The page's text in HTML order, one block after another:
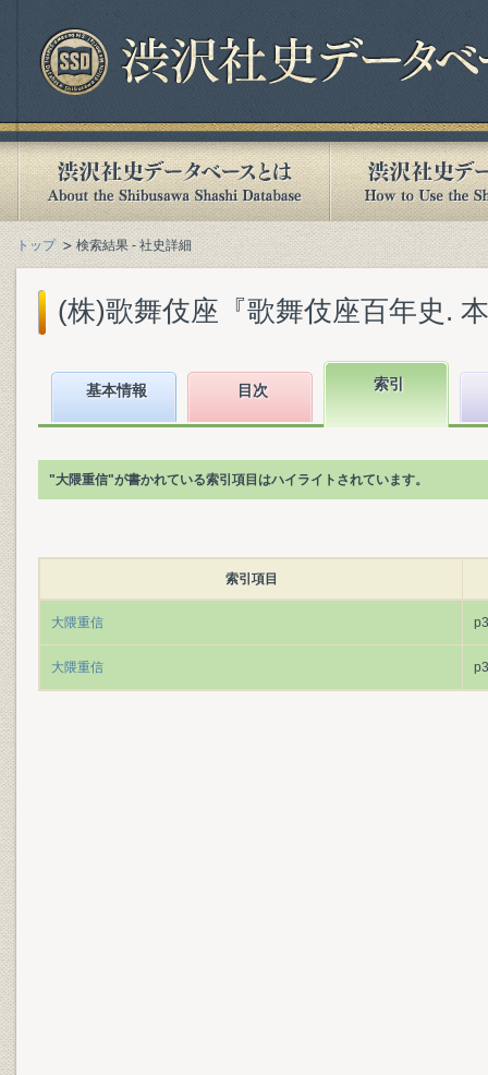
トップ 検索結果 - 社史詳細
(株)歌舞伎座『歌舞伎座百年史.
基本情報 目次 索引
"大隈重信"が書かれている索引項目はハイライトされています。
索引項目
大隈重信
大隈重信